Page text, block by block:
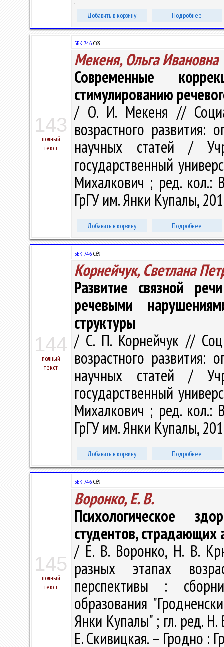
Добавить в корзину Подробнее
143
полный
текст
ББК 74.6 С69
Мекеня, Ольга Ивановна
Современные
стимулированию
/ О. И. Мекеня //
возрастного развития:
научных статей /
государственный
Михалкович ; ред. кол.:
ГрГУ им. Янки Купалы,
Добавить в корзину Подробнее
144
полный
текст
ББК 74.6 С69
Корнейчук, Светлана
Развитие связной
речевыми
структуры
/ С. П. Корнейчук //
возрастного развития:
научных статей /
государственный
Михалкович ; ред. кол.:
ГрГУ им. Янки Купалы,
Добавить в корзину Подробнее
145
полный
текст
ББК 74.6 С69
Воронко, Е. В.
Психологическое
студентов, страдающих
/ Е. В. Воронко, Н. В.
разных этапах
перспективы :
образования
Янки Купалы" ; гл. ред.
Е. Скивицкая. – Гродно :